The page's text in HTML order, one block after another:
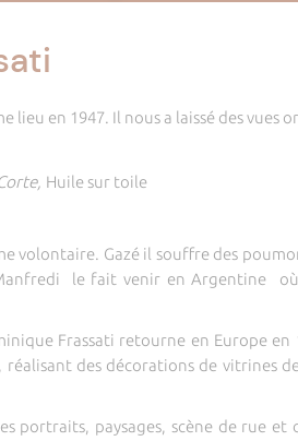
en 1947. Il nous a laissé des vues
Huile sur toile
volontaire. Gazé il souffre des
le fait venir en Argentine
Frassati retourne en Europe en
des décorations de vitrines
portraits, paysages, scène de rue et